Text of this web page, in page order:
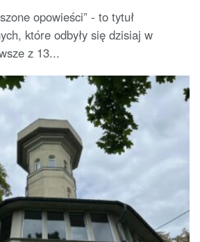
opowieści” - to tytuł
które odbyły się dzisiaj w
z 13...